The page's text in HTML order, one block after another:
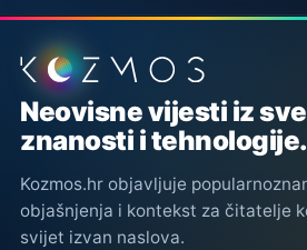
Podnožje stranice
Neovisne vijesti iz
znanosti i tehnologije.
Kozmos.hr objavljuje
objašnjenja i kontekst za čitatelje
svijet izvan naslova.